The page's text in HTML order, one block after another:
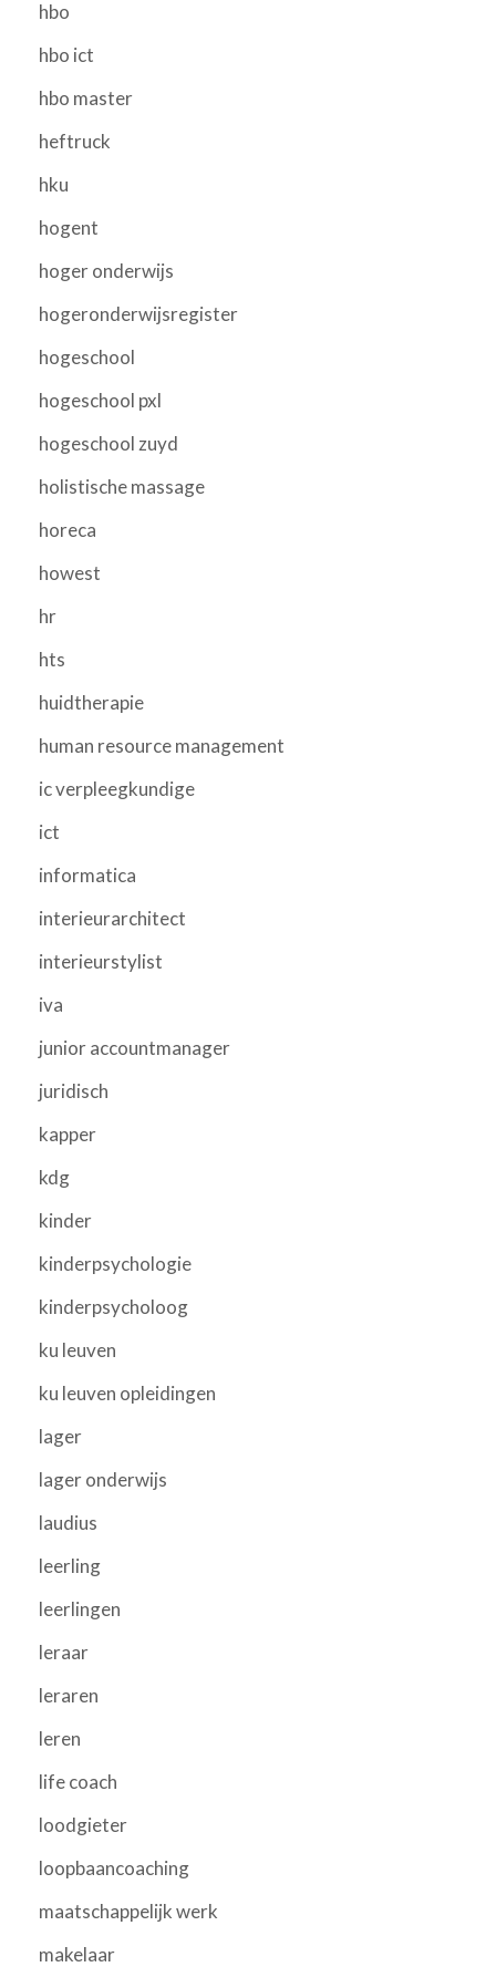
hbo
hbo ict
hbo master
heftruck
hku
hogent
hoger onderwijs
hogeronderwijsregister
hogeschool
hogeschool pxl
hogeschool zuyd
holistische massage
horeca
howest
hr
hts
huidtherapie
human resource management
ic verpleegkundige
ict
informatica
interieurarchitect
interieurstylist
iva
junior accountmanager
juridisch
kapper
kdg
kinder
kinderpsychologie
kinderpsycholoog
ku leuven
ku leuven opleidingen
lager
lager onderwijs
laudius
leerling
leerlingen
leraar
leraren
leren
life coach
loodgieter
loopbaancoaching
maatschappelijk werk
makelaar